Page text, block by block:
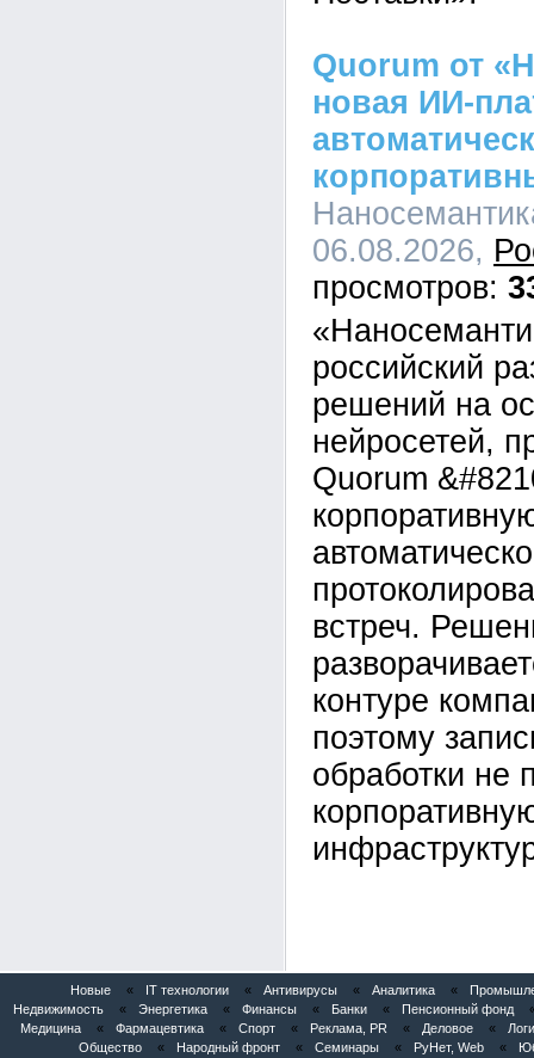
Quorum от
новая ИИ-
06.08.2026,
российский
решений на
нейросетей,
Quorum
встреч.
контуре
поэтому
обработки не
Новые « IT технологии « Антивирусы « Аналитика «
Недвижимость
« Энергетика « Финансы « Банки « Пенсионный фонд
Медицина
« Фармацевтика « Спорт « Реклама, PR « Деловое «
Общество
« Народный фронт « Семинары « РуНет, Web «